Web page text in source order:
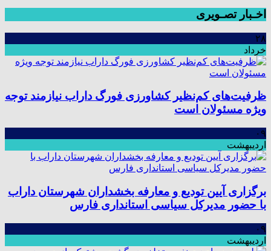
اخـبار تصـویری
۲۸
خرداد
ظرفیت‌های کم‌نظیر کشاورزی فورگ داراب نیازمند توجه
ویژه مسئولان است
۰۹
اردیبهشت
برگزاری آیین تودیع و معارفه بخشداران شهرستان داراب
با حضور مدیرکل سیاسی استانداری فارس
۰۹
اردیبهشت